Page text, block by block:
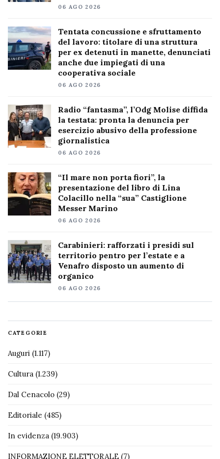
06 AGO 2026
Tentata concussione e sfruttamento
del lavoro: titolare di una struttura
per ex detenuti in manette, denunciati
anche due impiegati di una
cooperativa sociale
06 AGO 2026
Radio “fantasma”, l’Odg Molise diffida
la testata: pronta la denuncia per
esercizio abusivo della professione
giornalistica
06 AGO 2026
“Il mare non porta fiori”, la
presentazione del libro di Lina
Colacillo nella “sua” Castiglione
Messer Marino
06 AGO 2026
Carabinieri: rafforzati i presidi sul
territorio pentro per l’estate e a
Venafro disposto un aumento di
organico
06 AGO 2026
CATEGORIE
Auguri (1.117)
Cultura (1.239)
Dal Cenacolo (29)
Editoriale (485)
In evidenza (19.903)
INFORMAZIONE ELETTORALE (7)